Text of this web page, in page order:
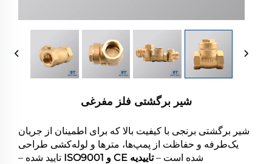
شیر برگشتی فلز مفرغی
شیر برگشتی برنجی با کیفیت بالا که برای اطمینان از جریان
یک‌طرفه و حفاظت از پمپ‌ها، مترها و لوله‌کشی طراحی
شده است –تاییدیه CE و ISO9001
تایید شده –